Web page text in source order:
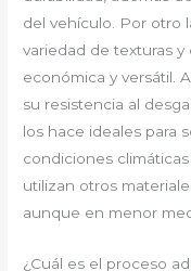
del vehículo. Por otro
variedad de texturas
económica y versátil.
su resistencia al
los hace ideales para
condiciones
utilizan otros
aunque en menor
¿Cuál es el proceso